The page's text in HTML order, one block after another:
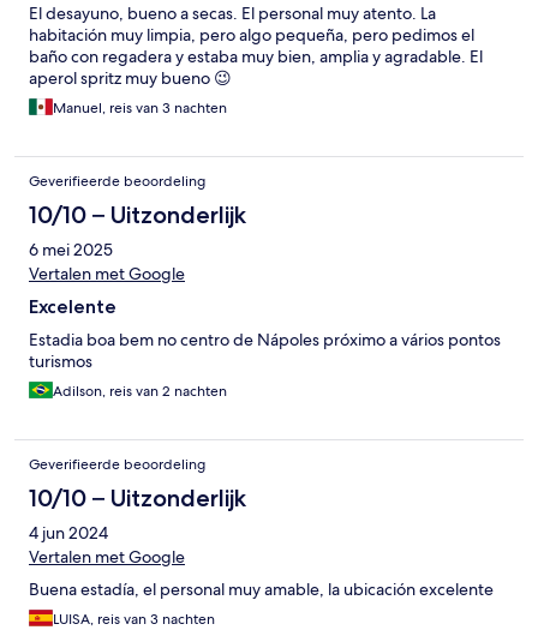
El desayuno, bueno a secas. El personal muy atento. La
habitación muy limpia, pero algo pequeña, pero pedimos el
baño con regadera y estaba muy bien, amplia y agradable. El
aperol spritz muy bueno 😉
Manuel, reis van 3 nachten
Geverifieerde beoordeling
10/10 – Uitzonderlijk
6 mei 2025
Vertalen met Google
Excelente
Estadia boa bem no centro de Nápoles próximo a vários pontos
turismos
Adilson, reis van 2 nachten
Geverifieerde beoordeling
10/10 – Uitzonderlijk
4 jun 2024
Vertalen met Google
Buena estadía, el personal muy amable, la ubicación excelente
LUISA, reis van 3 nachten